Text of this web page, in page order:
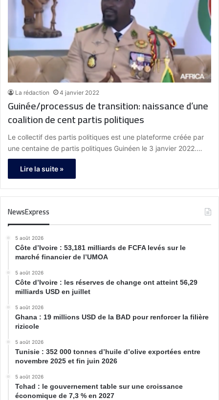
La rédaction 4 janvier 2022
Guinée/processus de transition: naissance d’une
coalition de cent partis politiques
Le collectif des partis politiques est une plateforme créée par
une centaine de partis politiques Guinéen le 3 janvier 2022.…
Lire la suite »
NewsExpress
5 août 2026
Côte d’Ivoire : 53,181 milliards de FCFA levés sur le
marché financier de l’UMOA
5 août 2026
Côte d’Ivoire : les réserves de change ont atteint 56,29
milliards USD en juillet
5 août 2026
Ghana : 19 millions USD de la BAD pour renforcer la filière
rizicole
5 août 2026
Tunisie : 352 000 tonnes d’huile d’olive exportées entre
novembre 2025 et fin juin 2026
5 août 2026
Tchad : le gouvernement table sur une croissance
économique de 7,3 % en 2027